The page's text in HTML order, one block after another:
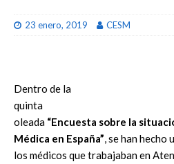
23 enero, 2019 CESM
Dentro de la
quinta
oleada “Encuesta sobre la
Médica en España”, se han hecho
los médicos que trabajaban en